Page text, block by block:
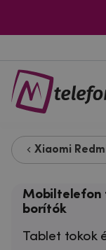
Xiaomi
Mobiltelefon
borítók
Tablet tokok